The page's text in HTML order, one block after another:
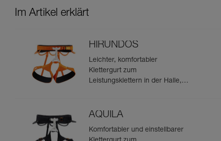
Im Artikel erklärt
HIRUNDOS
Leichter, komfortabler
Klettergurt zum
Leistungsklettern in der Halle,
AQUILA
Komfortabler und einstellbarer